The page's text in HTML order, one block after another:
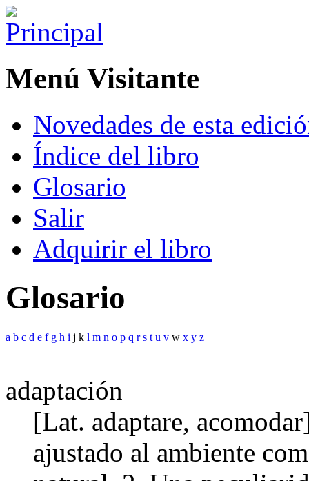
Menú Visitante
Novedades de esta
Índice del libro
Glosario
Salir
Adquirir el libro
Glosario
a b c d e f g h i j k l m n o p q r s t u v w x y z
adaptación
[Lat. adaptare,
ajustado al ambiente